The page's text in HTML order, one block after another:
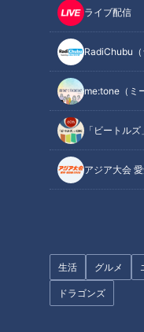
ライブ配信
RadiChubu（
me:tone（ミ
「ビートルズ
アジア大会
生活 グルメ
ドラゴンズ
カレーに欠かせないあ
れるタマネギがなかっ
ススメ。キャベツを加